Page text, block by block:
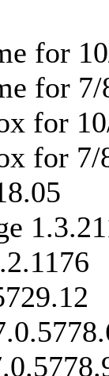
for
for
for
for 7/